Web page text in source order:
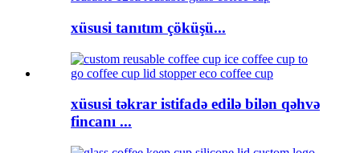
xüsusi tanıtım çöküşü...
xüsusi təkrar istifadə edilə bilən qəhvə
fincanı ...